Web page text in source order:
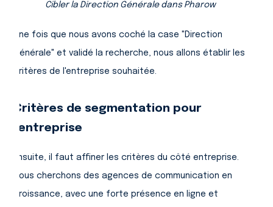
Cibler la Direction Générale dans Pharow
Une fois que nous avons coché la case "Direction
Générale" et validé la recherche, nous allons établir les
critères de l'entreprise souhaitée.
Critères de segmentation pour
l'entreprise
Ensuite, il faut affiner les critères du côté entreprise.
Nous cherchons des agences de communication en
croissance, avec une forte présence en ligne et